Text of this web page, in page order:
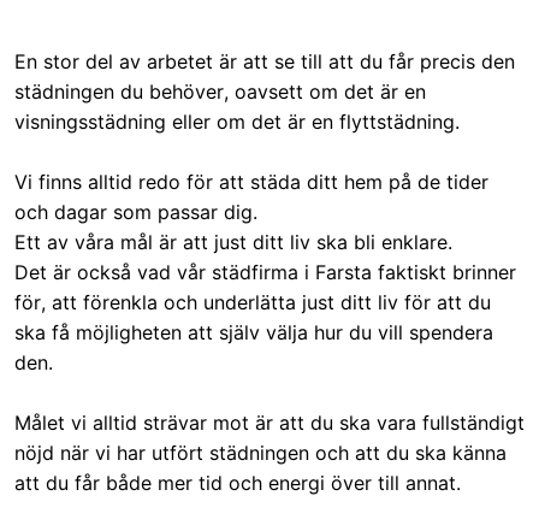
En stor del av arbetet är att se till att du får precis den
städningen du behöver, oavsett om det är en
visningsstädning eller om det är en flyttstädning.
Vi finns alltid redo för att städa ditt hem på de tider
och dagar som passar dig.
Ett av våra mål är att just ditt liv ska bli enklare.
Det är också vad vår städfirma i Farsta faktiskt brinner
för, att förenkla och underlätta just ditt liv för att du
ska få möjligheten att själv välja hur du vill spendera
den.
Målet vi alltid strävar mot är att du ska vara fullständigt
nöjd när vi har utfört städningen och att du ska känna
att du får både mer tid och energi över till annat.